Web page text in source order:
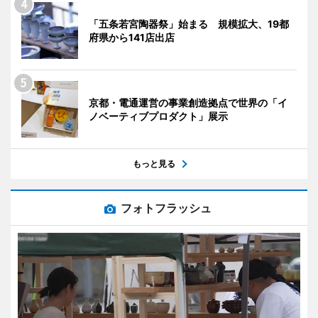
「五条若宮陶器祭」始まる 規模拡大、19都
府県から141店出店
京都・電通運営の事業創造拠点で世界の「イ
ノベーティブプロダクト」展示
もっと見る
フォトフラッシュ